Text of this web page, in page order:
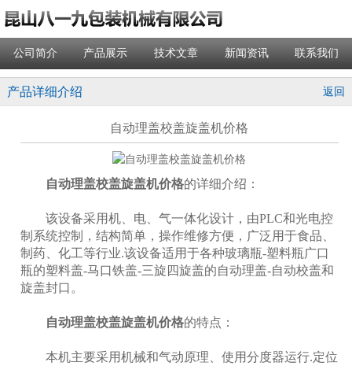
公司简介 产品展示 技术文章 新闻资讯 联系我们
产品详细介绍 返回
自动理盖校盖旋盖机价格
自动理盖校盖旋盖机价格的详细介绍：
该设备采用机、电、气一体化设计，由PLC和光电控
制系统控制，结构简单，操作维修方便，广泛用于食品、
制药、化工等行业.该设备适用于各种玻璃瓶-塑料瓶广口
瓶的塑料盖-马口铁盖-三旋四旋盖的自动理盖-自动校盖和
旋盖封口。
自动理盖校盖旋盖机价格的特点：
本机主要采用机械和气动原理、使用分度器运行.定位